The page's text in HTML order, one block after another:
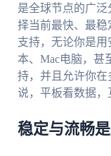
是全球节点的广
择当前最快、最
支持，无论你是用
本、Mac电脑，甚
持，并且允许你
说，平板看数据，
稳定与流畅